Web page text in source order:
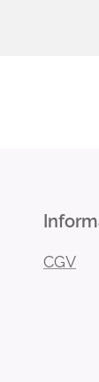
CGV